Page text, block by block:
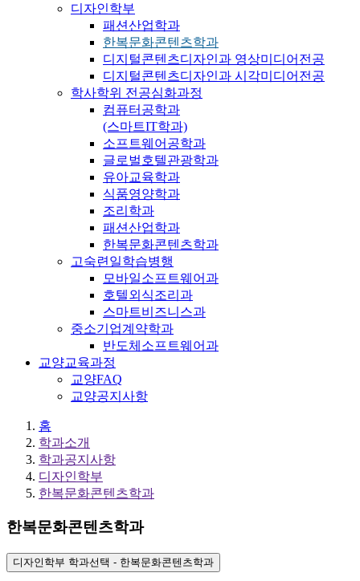
디자인학부
패션산업학과
한복문화콘텐츠학과
디지털콘텐츠디자인과 영상미디어전공
디지털콘텐츠디자인과 시각미디어전공
학사학위 전공심화과정
컴퓨터공학과
(스마트IT학과)
소프트웨어공학과
글로벌호텔관광학과
유아교육학과
식품영양학과
조리학과
패션산업학과
한복문화콘텐츠학과
고숙련일학습병행
모바일소프트웨어과
호텔외식조리과
스마트비즈니스과
중소기업계약학과
반도체소프트웨어과
교양교육과정
교양FAQ
교양공지사항
홈
학과소개
학과공지사항
디자인학부
한복문화콘텐츠학과
한복문화콘텐츠학과
디자인학부 학과선택 - 한복문화콘텐츠학과